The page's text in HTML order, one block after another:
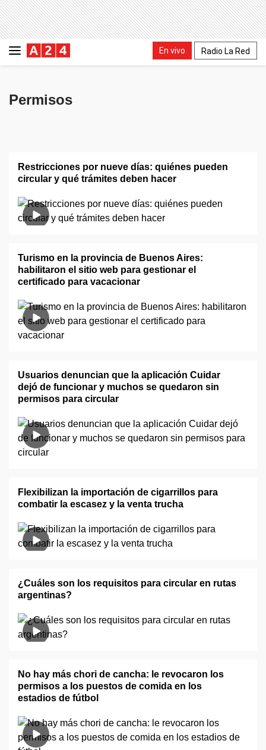
En vivo Radio La Red
Permisos
Restricciones por nueve días: quiénes pueden
circular y qué trámites deben hacer
Turismo en la provincia de Buenos Aires:
habilitaron el sitio web para gestionar el
certificado para vacacionar
Usuarios denuncian que la aplicación Cuidar
dejó de funcionar y muchos se quedaron sin
permisos para circular
Flexibilizan la importación de cigarrillos para
combatir la escasez y la venta trucha
¿Cuáles son los requisitos para circular en rutas
argentinas?
No hay más chori de cancha: le revocaron los
permisos a los puestos de comida en los
estadios de fútbol